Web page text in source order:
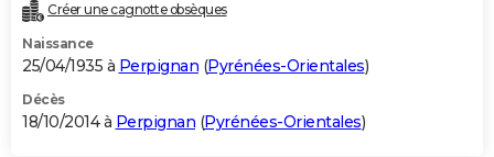
Créer une cagnotte obsèques
Naissance
25/04/1935 à Perpignan (Pyrénées-Orientales)
Décès
18/10/2014 à Perpignan (Pyrénées-Orientales)